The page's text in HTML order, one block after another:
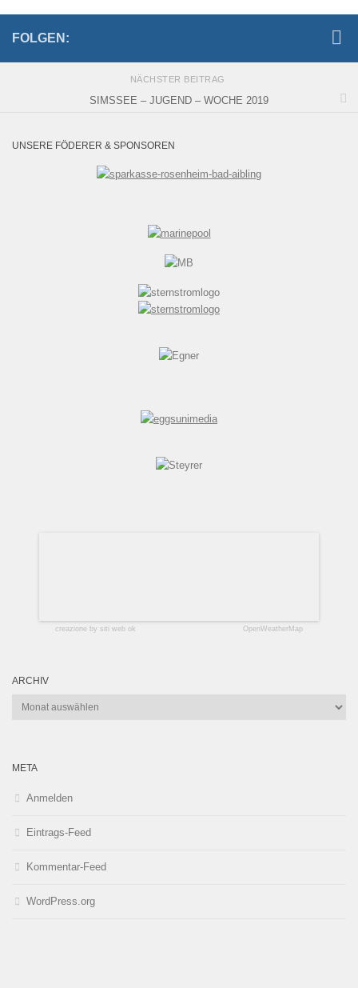
FOLGEN:
NÄCHSTER BEITRAG
SIMSSEE – JUGEND – WOCHE 2019
UNSERE FÖDERER & SPONSOREN
creazione by siti web ok OpenWeatherMap
ARCHIV
Archiv
META
Anmelden
Eintrags-Feed
Kommentar-Feed
WordPress.org